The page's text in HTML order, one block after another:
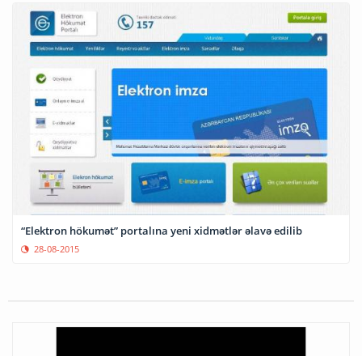
“Elektron hökumət” portalına yeni xidmətlər əlavə edilib
28-08-2015